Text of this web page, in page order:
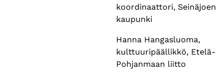
koordinaattori, Seinäjoen
kaupunki
Hanna Hangasluoma,
kulttuuripäällikkö, Etelä-
Pohjanmaan liitto